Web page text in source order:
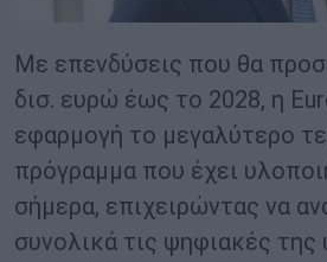
Με επενδύσεις που θα
δισ. ευρώ έως το 2028, η
εφαρμογή το μεγαλύτερο
πρόγραμμα που έχει
σήμερα, επιχειρώντας να
συνολικά τις ψηφιακές